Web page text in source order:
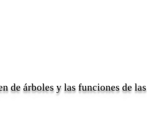
de árboles y las funciones de las